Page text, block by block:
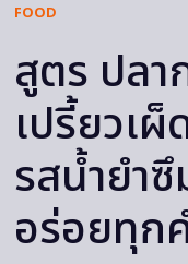
FOOD
สูตร ปลา
เปรี้ยวเ
รสน้ำยำซึ
อร่อยทุก